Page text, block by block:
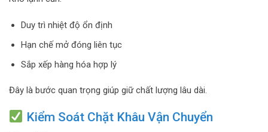
Duy trì nhiệt độ ổn định
Hạn chế mở đóng liên tục
Sắp xếp hàng hóa hợp lý
Đây là bước quan trọng giúp giữ chất lượng lâu dài.
Kiểm Soát Chặt Khâu Vận Chuyển